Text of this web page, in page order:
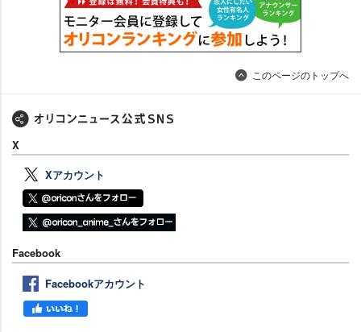
このページのトップへ
X
Xアカウント
Facebook
Facebookアカウント